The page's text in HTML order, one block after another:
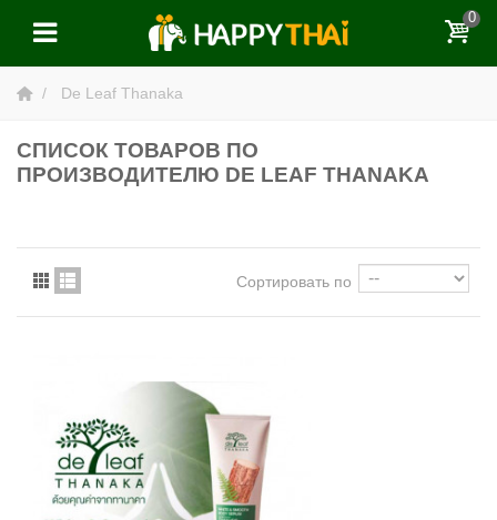
0
De Leaf Thanaka
СПИСОК ТОВАРОВ ПО
ПРОИЗВОДИТЕЛЮ DE LEAF THANAKA
Сортировать по